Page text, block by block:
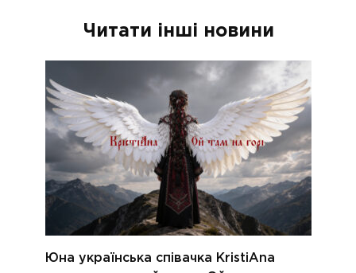
Читати інші новини
Юна українська співачка KristiAna